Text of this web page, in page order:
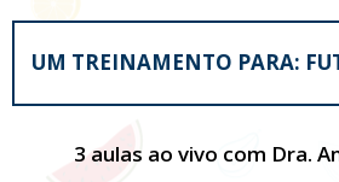
UM TREINAMENTO PARA:
3 aulas ao vivo com Dra.